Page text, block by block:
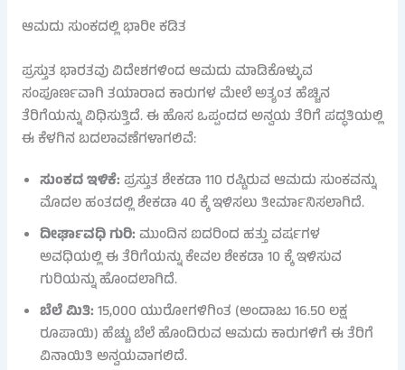
ಆಮದು ಸುಂಕದಲ್ಲಿ ಭಾರೀ ಕಡಿತ
ಪ್ರಸ್ತುತ ಭಾರತವು ವಿದೇಶಗಳಿಂದ ಆಮದು ಮಾಡಿಕೊಳ್ಳುವ
ಸಂಪೂರ್ಣವಾಗಿ ತಯಾರಾದ ಕಾರುಗಳ ಮೇಲೆ ಅತ್ಯಂತ ಹೆಚ್ಚಿನ
ತೆರಿಗೆಯನ್ನು ವಿಧಿಸುತ್ತಿದೆ. ಈ ಹೊಸ ಒಪ್ಪಂದದ ಅನ್ವಯ ತೆರಿಗೆ ಪದ್ಧತಿಯಲ್ಲಿ
ಈ ಕೆಳಗಿನ ಬದಲಾವಣೆಗಳಾಗಲಿವೆ:
ಸುಂಕದ ಇಳಿಕೆ:ಪ್ರಸ್ತುತ ಶೇಕಡಾ 110 ರಷ್ಟಿರುವ ಆಮದು ಸುಂಕವನ್ನು
ಮೊದಲ ಹಂತದಲ್ಲಿ ಶೇಕಡಾ 40 ಕ್ಕೆ ಇಳಿಸಲು ತೀರ್ಮಾನಿಸಲಾಗಿದೆ.
ದೀರ್ಘಾವಧಿ ಗುರಿ:ಮುಂದಿನ ಐದರಿಂದ ಹತ್ತು ವರ್ಷಗಳ
ಅವಧಿಯಲ್ಲಿ ಈ ತೆರಿಗೆಯನ್ನು ಕೇವಲ ಶೇಕಡಾ 10 ಕ್ಕೆ ಇಳಿಸುವ
ಗುರಿಯನ್ನು ಹೊಂದಲಾಗಿದೆ.
ಬೆಲೆ ಮಿತಿ:15,000 ಯುರೋಗಳಿಗಿಂತ (ಅಂದಾಜು 16.50 ಲಕ್ಷ
ರೂಪಾಯಿ) ಹೆಚ್ಚು ಬೆಲೆ ಹೊಂದಿರುವ ಆಮದು ಕಾರುಗಳಿಗೆ ಈ ತೆರಿಗೆ
ವಿನಾಯಿತಿ ಅನ್ವಯವಾಗಲಿದೆ.